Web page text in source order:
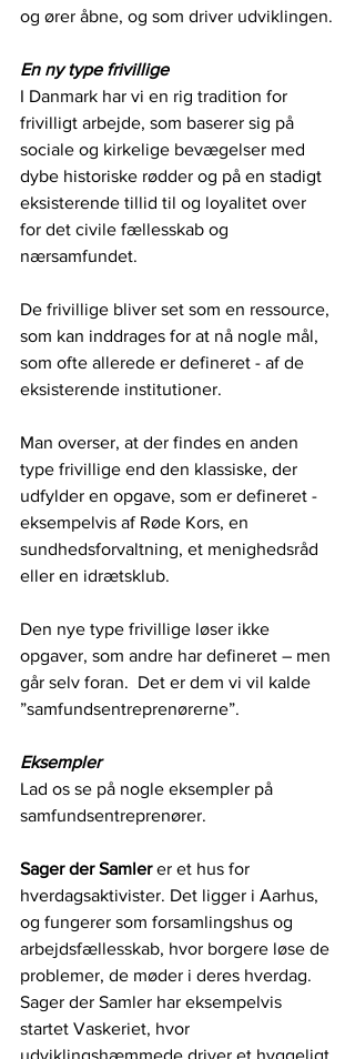
og ører åbne, og som driver udviklingen.
En ny type frivillige
I Danmark har vi en rig tradition for
frivilligt arbejde, som baserer sig på
sociale og kirkelige bevægelser med
dybe historiske rødder og på en stadigt
eksisterende tillid til og loyalitet over
for det civile fællesskab og
nærsamfundet.
De frivillige bliver set som en ressource,
som kan inddrages for at nå nogle mål,
som ofte allerede er defineret - af de
eksisterende institutioner.
Man overser, at der findes en anden
type frivillige end den klassiske, der
udfylder en opgave, som er defineret -
eksempelvis af Røde Kors, en
sundhedsforvaltning, et menighedsråd
eller en idrætsklub.
Den nye type frivillige løser ikke
opgaver, som andre har defineret – men
går selv foran.  Det er dem vi vil kalde
”samfundsentreprenørerne”.
Eksempler
Lad os se på nogle eksempler på
samfundsentreprenører.
Sager der Samler er et hus for
hverdagsaktivister. Det ligger i Aarhus,
og fungerer som forsamlingshus og
arbejdsfællesskab, hvor borgere løse de
problemer, de møder i deres hverdag.
Sager der Samler har eksempelvis
startet Vaskeriet, hvor
udviklingshæmmede driver et hyggeligt